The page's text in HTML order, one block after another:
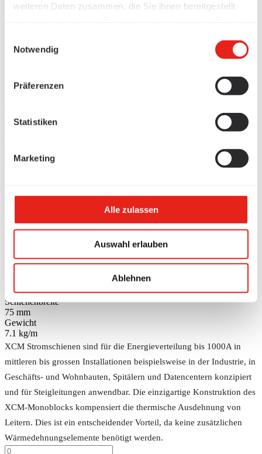
weiteren Daten zusammen, die Sie ihnen bereitgestellt
Notwendig
Präferenzen
Statistiken
Marketing
Alle zulassen
Auswahl erlauben
Ablehnen
Produkte
Blechgekapselte Stromschienen
XCM Transport-
Stromschienen Al - 160A
XCM Transport-Stromschienen Al - 160A
Schienentyp (BC)
160 A
Schienenbreite
75 mm
Gewicht
7.1 kg/m
XCM Stromschienen sind für die Energieverteilung bis 1000A in
mittleren bis grossen Installationen beispielsweise in der Industrie, in
Geschäfts- und Wohnbauten, Spitälern und Datencentern konzipiert
und für Steigleitungen anwendbar. Die einzigartige Konstruktion des
XCM-Monoblocks kompensiert die thermische Ausdehnung von
Leitern. Dies ist ein entscheidender Vorteil, da keine zusätzlichen
Wärmedehnungselemente benötigt werden.